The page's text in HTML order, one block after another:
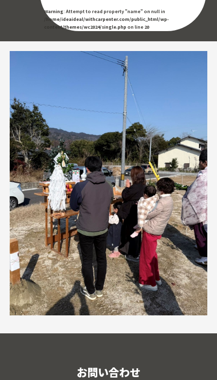
Warning: Attempt to read property "name" on null in
/home/ideaideal/withcarpenter.com/public_html/wp-
content/themes/wc2024/single.php on line 20
お問い合わせ